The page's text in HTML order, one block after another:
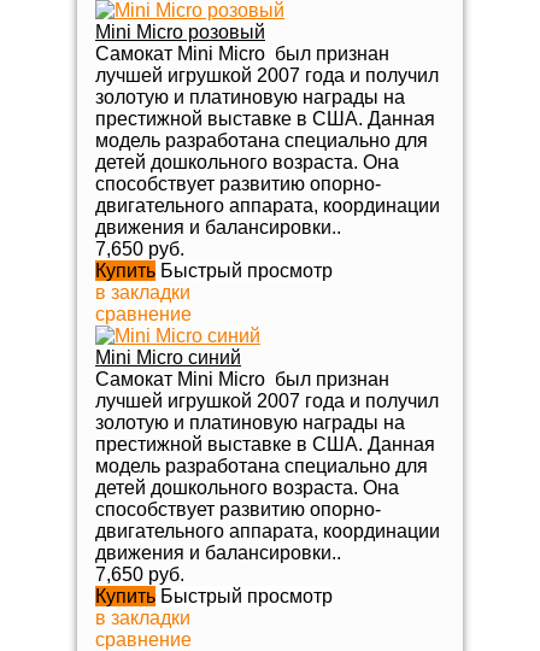
Mini Micro розовый
Самокат Mini Micro был признан
лучшей игрушкой 2007 года и получил
золотую и платиновую награды на
престижной выставке в США. Данная
модель разработана специально для
детей дошкольного возраста. Она
способствует развитию опорно-
двигательного аппарата, координации
движения и балансировки..
7,650 руб.
Купить Быстрый просмотр
в закладки
сравнение
Mini Micro синий
Самокат Mini Micro был признан
лучшей игрушкой 2007 года и получил
золотую и платиновую награды на
престижной выставке в США. Данная
модель разработана специально для
детей дошкольного возраста. Она
способствует развитию опорно-
двигательного аппарата, координации
движения и балансировки..
7,650 руб.
Купить Быстрый просмотр
в закладки
сравнение